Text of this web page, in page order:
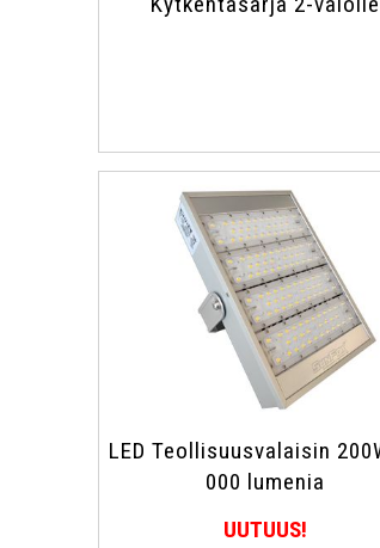
LED Teollisuusvalaisin
000 lumenia
UUTUUS!